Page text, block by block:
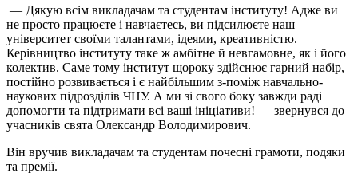
— Дякую всім викладачам та студентам інституту! Адже ви
не просто працюєте і навчаєтесь, ви підсилюєте наш
університет своїми талантами, ідеями, креативністю.
Керівництво інституту таке ж амбітне й невгамовне, як і його
колектив. Саме тому інститут щороку здійснює гарний набір,
постійно розвивається і є найбільшим з-поміж навчально-
наукових підрозділів ЧНУ. А ми зі свого боку завжди раді
допомогти та підтримати всі ваші ініціативи! — звернувся до
учасників свята Олександр Володимирович.
Він вручив викладачам та студентам почесні грамоти, подяки
та премії.